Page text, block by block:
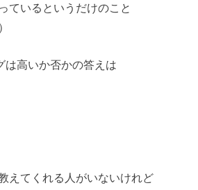
ているというだけのこと
は高いか否かの答えは
えてくれる人がいないけれど